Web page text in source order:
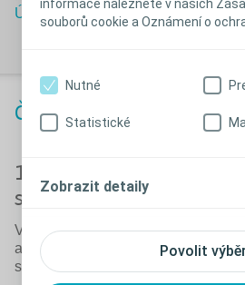
informace naleznete v našich
souborů cookie a Oznámení o
Povolit
Nutné
Statistické
Zobrazit detaily
Ústřední vojenská nemocnice Praha
Časté otázky
1. Co je vláknina a proč
stravě stomika?
Vláknina je součást rostlinné
a pohyb střev. U stomiků může
stolice a podpořit správné